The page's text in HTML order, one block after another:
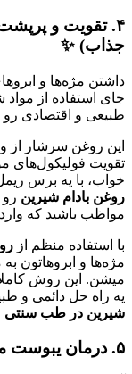
۴. تقویت و
جذاب) ✨
داشتن مژه‌ها و
جای استفاده از
طبیعی و اقتصادی رو
تقویت فولیکول‌های
خواب، با یه برس
روغن بادام شیرین رو
مواظب باشید که
با استفاده منظم از
مژه‌ها و ابروهاتون
میشن. این روش
یه راه حل دائمی و
شیرین در طب سنتی
۵. درمان یبوست مزمن (راحت و سبک زندگی کن!) 🍃